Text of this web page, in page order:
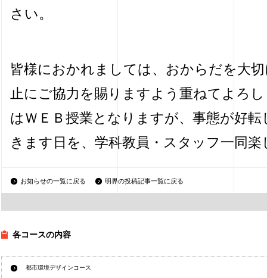
さい。
皆様におかれましては、おからだを大
止にご協力を賜りますよう重ねてよろ
はＷＥＢ授業となりますが、事態が好
きます日を、学科教員・スタッフ一同
お知らせの一覧に戻る 明界の投稿記事一覧に戻る
各コースの内容
都市環境デザインコース